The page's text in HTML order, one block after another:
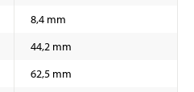
8,4 mm
44,2 mm
62,5 mm